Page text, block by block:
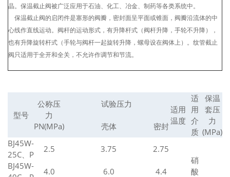
晶。保温截止阀被广泛应用于石油、化工、冶金、制药等各类系统中。
保温截止阀的启闭件是塞形的阀瓣， 密封面呈平面或锥面，阀瓣沿流体的中
心线作直线运动。阀杆的运动形式，有升降杆式（阀杆升降，手轮不升降），
也有升降旋转杆式（手轮与阀杆一起旋转升降 ，螺母设在阀体上）。 纹管截止
阀只适用于全开和全关，不允许作调节和节流。
型号
公称压
力
PN(MPa)
试验压力
适用
温度
适
用
介
质
保温
套压
力
(MPa)
壳体
密封
BJ45W-
25C、P
2.5 3.75
2.75
硝
酸
BJ45W-
4.0 6.0 4.4